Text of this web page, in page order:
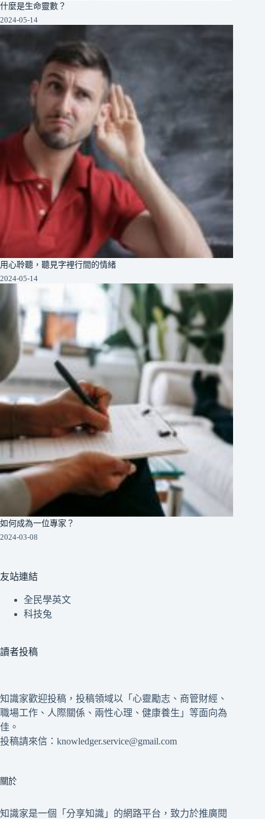
什麼是生命靈數？
2024-05-14
用心聆聽，聽見字裡行間的情緒
2024-05-14
如何成為一位專家？
2024-03-08
友站連結
全民學英文
科技兔
讀者投稿
知識家歡迎投稿，投稿領域以「心靈勵志、商管財經、
職場工作、人際關係、兩性心理、健康養生」等面向為
佳。
投稿請來信：knowledger.service@gmail.com
關於
知識家是一個「分享知識」的網路平台，致力於推廣閱